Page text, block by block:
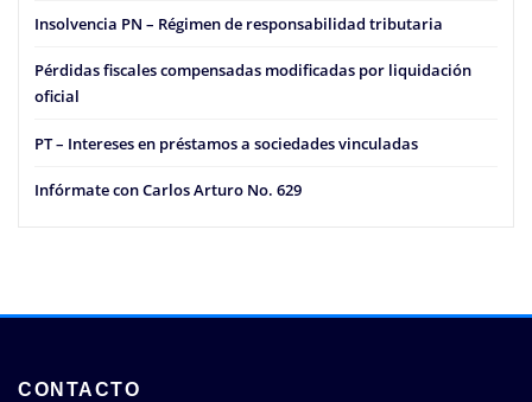
Insolvencia PN – Régimen de responsabilidad tributaria
Pérdidas fiscales compensadas modificadas por liquidación
oficial
PT – Intereses en préstamos a sociedades vinculadas
Infórmate con Carlos Arturo No. 629
CONTACTO